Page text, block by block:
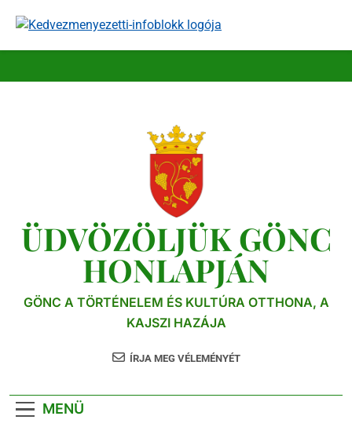
ÜDVÖZÖLJÜK GÖNC
HONLAPJÁN
GÖNC A TÖRTÉNELEM ÉS KULTÚRA OTTHONA, A
KAJSZI HAZÁJA
ÍRJA MEG VÉLEMÉNYÉT
MENÜ